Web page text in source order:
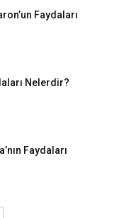
Faydaları
Nelerdir?
Faydaları